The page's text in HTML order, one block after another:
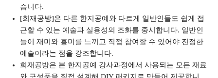
습니다.
[희재공방]은 다른 한지공예와 다르게 일반인들도 쉽게 접
근할 수 있는 예술과 실용성의 조화를 중시합니다. 일반인
들이 재미와 흥미를 느끼고 직접 참여할 수 있어야 진정한
예술이라는 점을 강조합니다.
희재공방은 본 한지공예 강사과정에서 사용되는 모든 재료